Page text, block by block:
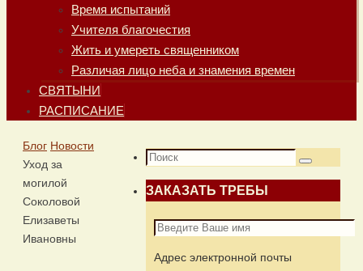
Время испытаний
Учителя благочестия
Жить и умереть священником
Различая лицо неба и знамения времен
СВЯТЫНИ
РАСПИСАНИЕ
Главная
Блог Новости
Уход за
могилой
Соколовой
Елизаветы
Ивановны
Что
Поиск
ЗАКАЗАТЬ ТРЕБЫ
Адрес электронной почты